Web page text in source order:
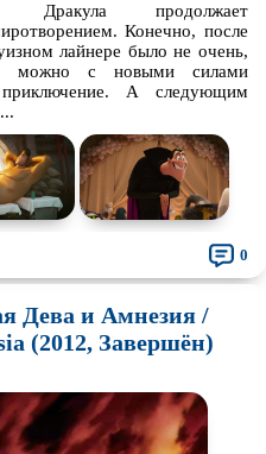
Про маньяков исерийных
убийц
Про оборотней
Про роботов
Про самолёты
Про танки
Про тюрьму
Про шпионов
Дракула продолжает
Конечно, после
лайнере было не очень,
можно с новыми силами
А следующим
0
Дева и Амнезия /
(2012, Завершён)